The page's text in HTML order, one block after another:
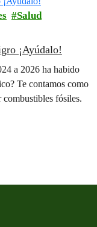
Salud
¡Ayúdalo!
a 2026 ha habido
Te contamos como
combustibles fósiles.